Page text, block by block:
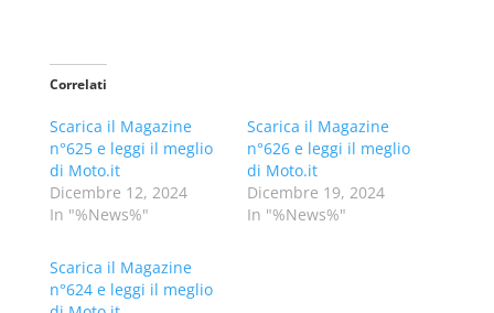
Correlati
Scarica il Magazine
n°625 e leggi il meglio
di Moto.it
Dicembre 12, 2024
In "%News%"
Scarica il Magazine
n°626 e leggi il meglio
di Moto.it
Dicembre 19, 2024
In "%News%"
Scarica il Magazine
n°624 e leggi il meglio